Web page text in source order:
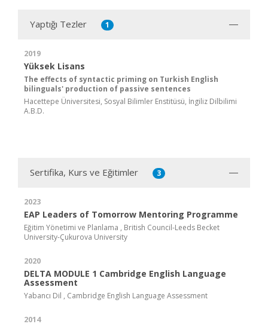
Yaptığı Tezler 1
2019
Yüksek Lisans
The effects of syntactic priming on Turkish English
bilinguals' production of passive sentences
Hacettepe Üniversitesi, Sosyal Bilimler Enstitüsü, İngiliz Dilbilimi
A.B.D.
Sertifika, Kurs ve Eğitimler 3
2023
EAP Leaders of Tomorrow Mentoring Programme
Eğitim Yönetimi ve Planlama , British Council-Leeds Becket
University-Çukurova University
2020
DELTA MODULE 1 Cambridge English Language
Assessment
Yabancı Dil , Cambridge English Language Assessment
2014